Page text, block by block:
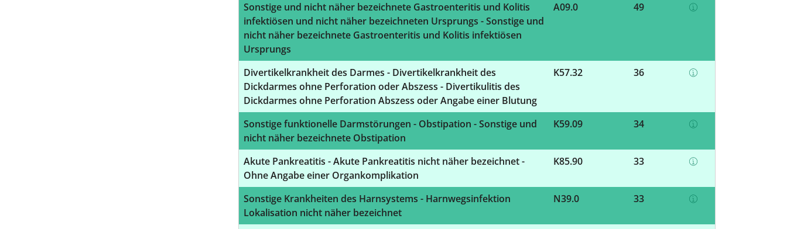
Sonstige und nicht näher bezeichnete Gastroenteritis und Kolitis
infektiösen und nicht näher bezeichneten Ursprungs - Sonstige und
nicht näher bezeichnete Gastroenteritis und Kolitis infektiösen
Ursprungs
A09.0 49
Divertikelkrankheit des Darmes - Divertikelkrankheit des
Dickdarmes ohne Perforation oder Abszess - Divertikulitis des
Dickdarmes ohne Perforation Abszess oder Angabe einer Blutung
K57.32 36
Sonstige funktionelle Darmstörungen - Obstipation - Sonstige und
nicht näher bezeichnete Obstipation
K59.09 34
Akute Pankreatitis - Akute Pankreatitis nicht näher bezeichnet -
Ohne Angabe einer Organkomplikation
K85.90 33
Sonstige Krankheiten des Harnsystems - Harnwegsinfektion
Lokalisation nicht näher bezeichnet
N39.0 33